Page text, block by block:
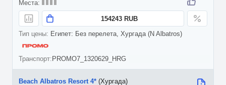
154243 RUB
Египет: Без перелета, Хургада (N Albatros)
PROMO7_1320629_HRG
Beach Albatros Resort 4* (Хургада)